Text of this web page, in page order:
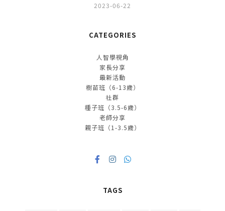
2023-06-22
CATEGORIES
人智學視角
家長分享
最新活動
樹苗班（6-13歲）
社群
種子班（3.5-6歲）
老師分享
親子班（1-3.5歲）
TAGS